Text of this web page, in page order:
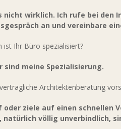
nicht wirklich. Ich rufe bei den
an und vereinbare
ist Ihr Büro spezialisiert?
sind meine Spezialisierung.
Architektenberatung
ziele auf einen schnellen
natürlich völlig unverbindlich,